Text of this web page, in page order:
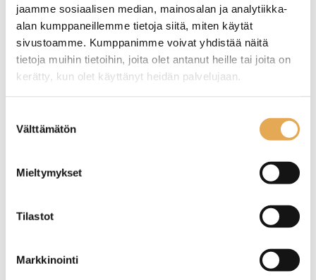
jaamme sosiaalisen median, mainosalan ja analytiikka-
alan kumppaneillemme tietoja siitä, miten käytät
sivustoamme. Kumppanimme voivat yhdistää näitä
tietoja muihin tietoihin, joita olet antanut heille tai joita on
kerätty, kun olet käyttänyt heidän palvelujaan.
valinta
Välttämätön
Mieltymykset
Tilastot
Markkinointi
Korotusosa 49-
lokeroiseen
astianpesukoriin
Korotusosa korottaa
Tuotekoodi 4163.
Astianpesukori lokeroilla,
16 lokeroa
Astianpesukorin koko 500 x
Yhden lokeron koko (l) 114 x
49 lokeroa